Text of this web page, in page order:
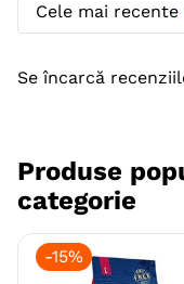
Ambalaj
Cele mai recente
Se încarcă
Produse
categorie
-15%